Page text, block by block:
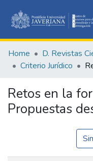
Home D. Revistas
Criterio Jurídico
Retos en la
Propuestas